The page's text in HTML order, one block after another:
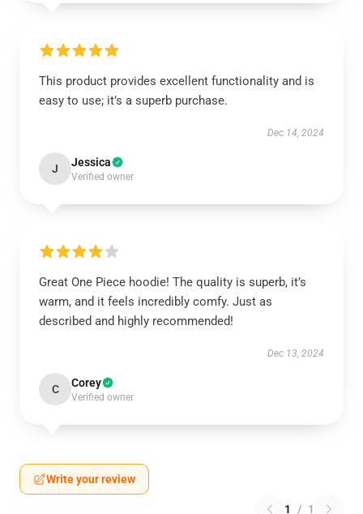
This product provides excellent functionality and is
easy to use; it’s a superb purchase.
Dec 14, 2024
J Jessica
Verified owner
Great One Piece hoodie! The quality is superb, it’s
warm, and it feels incredibly comfy. Just as
described and highly recommended!
Dec 13, 2024
C Corey
Verified owner
Write your review
1 / 1